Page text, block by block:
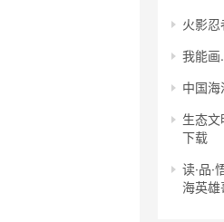
火影
我能
中国
生态
下载
读·品
海英雄